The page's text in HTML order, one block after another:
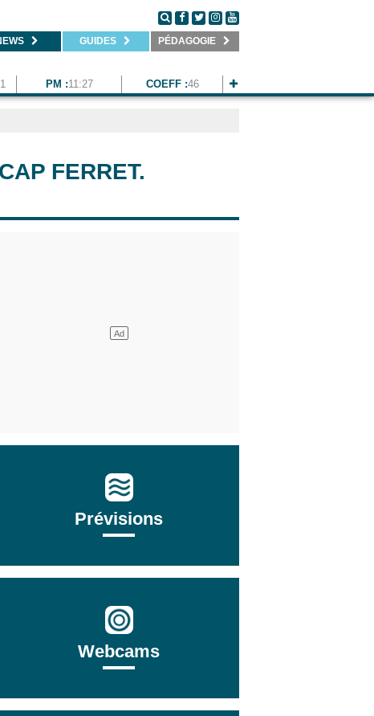
GUIDES PÉDAGOGIE
PM :11:27 COEFF :46
FERRET.
Prévisions
Webcams